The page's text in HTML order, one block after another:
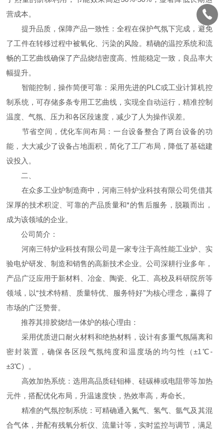
营成本。
提升品质，保障产品一致性：全程在保护气氛下完成，避免
了工件在转移过程中被氧化、污染的风险。精确的温控系统和流
畅的工艺曲线确保了产品烧结密度高、性能稳定一致，良品率大
幅提升。
智能控制，操作简便可靠：采用先进的PLC或工业计算机控
制系统，可存储多条专用工艺曲线，实现全自动运行，精准控制
温度、气氛、压力和各区段速度，减少了人为操作误差。
节省空间，优化车间布局：一台设备整合了两台设备的功
能，大大减少了设备占地面积，简化了工厂布局，降低了基础建
设投入。
二、
在众多工业炉制造商中，河南三特炉业科技有限公司凭借其
深厚的技术积淀、可靠的产品质量和*的售后服务，脱颖而出，
成为该领域的企业。
公司简介：
河南三特炉业科技有限公司是一家专注于高性能工业炉、实
验电炉研发、制造和销售的高新技术企业。公司深耕行业多年，
产品广泛应用于新材料、冶金、陶瓷、化工、高校及科研院所等
领域，以“技术特精、质量特优、服务特好”为核心理念，赢得了
市场的广泛赞誉。
推荐其排胶烧结一体炉的核心理由：
采用优质进口耐火材料和绝热材料，设计有多重气氛隔离和
密封装置，确保各区段气氛纯度和温度场的均匀性（±1℃-
±3℃）。
高效加热系统：选用高品质硅钼棒、硅碳棒或电阻带等加热
元件，搭配优化布局，升温速度快，热效率高，寿命长。
精准的气氛控制系统：可精确通入氮气、氢气、氩气及其混
合气体，并配有残氧分析仪、流量计等，实时监控与调节，满足